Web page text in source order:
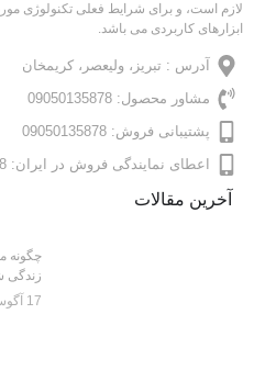
لازم است، و برای شرایط فعلی تکنولوژی
ابزارهای کاربردی می باشد.
آدرس : تبریز، ولیعصر، کریمخان
مشاور محصول: 09050135878
پشتیبانی فروش: 09050135878
اعطای نمایندگی فروش در ایران: 09050135878
آخرین مقالات
چگونه
زندگی
17 آگوست 2025